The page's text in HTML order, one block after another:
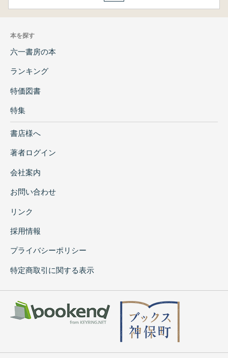
本を探す
六一書房の本
ランキング
特価図書
特集
書店様へ
著者ログイン
会社案内
お問い合わせ
リンク
採用情報
プライバシーポリシー
特定商取引に関する表示